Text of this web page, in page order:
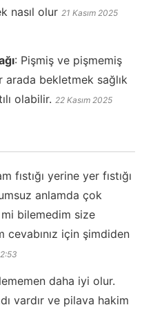
nasıl olur 21 Kasım 2025
: Pişmiş ve pişmemiş
arada bekletmek sağlık
olabilir. 22 Kasım 2025
fıstığı yerine yer fıstığı
anlamda çok
bilemedim size
cevabınız için şimdiden
daha iyi olur.
vardır ve pilava hakim